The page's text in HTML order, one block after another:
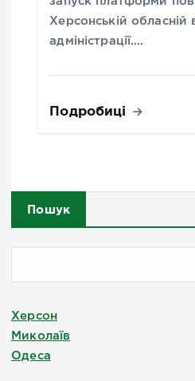
Херсонській обласній
адміністрації.…
Подробиці
Пошук
Херсон
Миколаїв
Одеса